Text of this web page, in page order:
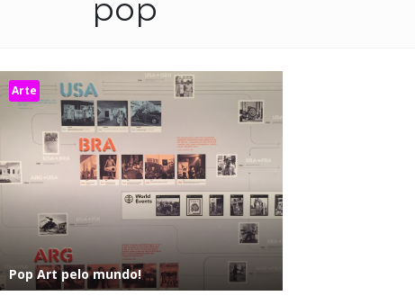
pop
Arte
Pop Art pelo mundo!